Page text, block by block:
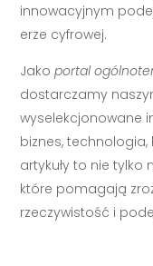
innowacyjnym
erze cyfrowej.
Jakoportal
dostarczamy
wyselekcjonowane
biznes, technologia,
artykuły to nie tylko
które pomagają
rzeczywistość i